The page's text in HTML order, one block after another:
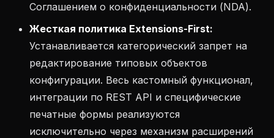
Соглашением о конфиденциальности (NDA).
Жесткая политика Extensions-First:
Устанавливается категорический запрет на
редактирование типовых объектов
конфигурации. Весь кастомный функционал,
интеграции по REST API и специфические
печатные формы реализуются
исключительно через механизм расширений